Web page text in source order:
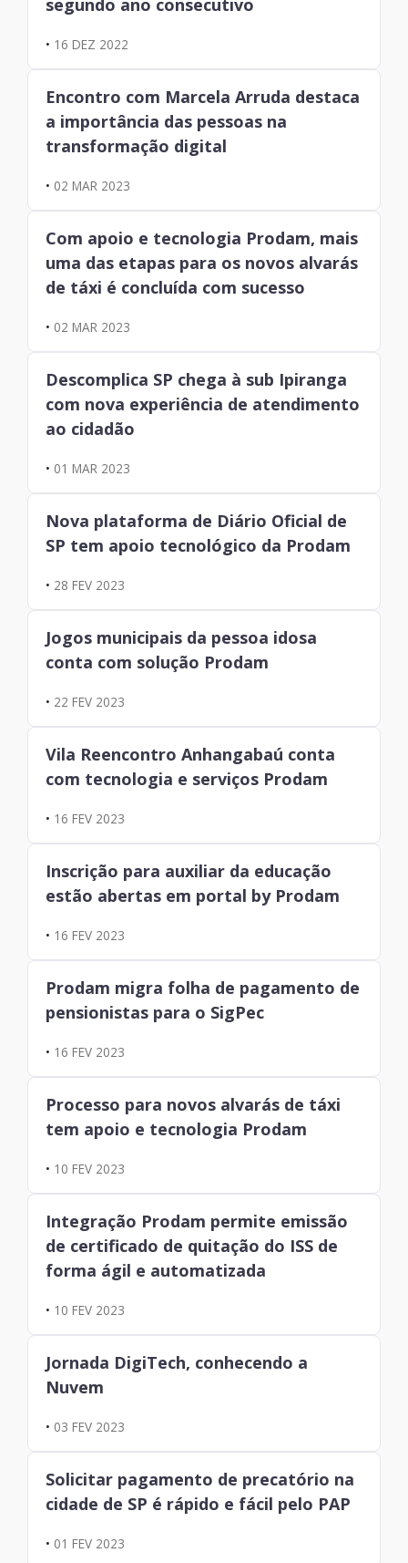
segundo ano consecutivo
• 16 DEZ 2022
Encontro com Marcela Arruda destaca
a importância das pessoas na
transformação digital
• 02 MAR 2023
Com apoio e tecnologia Prodam, mais
uma das etapas para os novos alvarás
de táxi é concluída com sucesso
• 02 MAR 2023
Descomplica SP chega à sub Ipiranga
com nova experiência de atendimento
ao cidadão
• 01 MAR 2023
Nova plataforma de Diário Oficial de
SP tem apoio tecnológico da Prodam
• 28 FEV 2023
Jogos municipais da pessoa idosa
conta com solução Prodam
• 22 FEV 2023
Vila Reencontro Anhangabaú conta
com tecnologia e serviços Prodam
• 16 FEV 2023
Inscrição para auxiliar da educação
estão abertas em portal by Prodam
• 16 FEV 2023
Prodam migra folha de pagamento de
pensionistas para o SigPec
• 16 FEV 2023
Processo para novos alvarás de táxi
tem apoio e tecnologia Prodam
• 10 FEV 2023
Integração Prodam permite emissão
de certificado de quitação do ISS de
forma ágil e automatizada
• 10 FEV 2023
Jornada DigiTech, conhecendo a
Nuvem
• 03 FEV 2023
Solicitar pagamento de precatório na
cidade de SP é rápido e fácil pelo PAP
• 01 FEV 2023